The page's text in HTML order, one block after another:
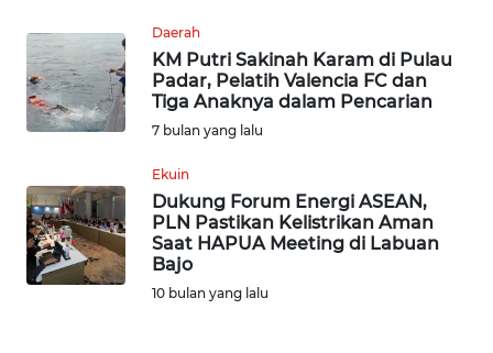
Daerah
KM Putri Sakinah Karam di Pulau
Padar, Pelatih Valencia FC dan
Tiga Anaknya dalam Pencarian
7 bulan yang lalu
Ekuin
Dukung Forum Energi ASEAN,
PLN Pastikan Kelistrikan Aman
Saat HAPUA Meeting di Labuan
Bajo
10 bulan yang lalu
WN
SERAMBI
WN
JAMBI
WN
SULTRA
WN